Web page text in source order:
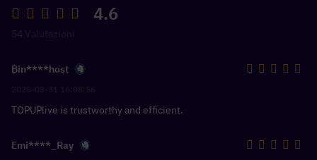
4.6
Bin****host
TOPUPlive is trustworthy and efficient.
Emi****_Ray